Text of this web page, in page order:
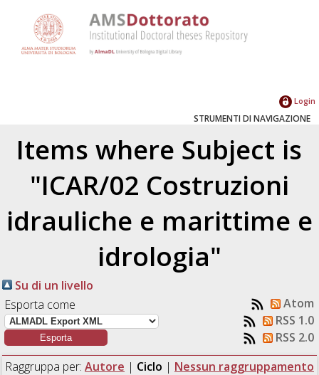
Login
STRUMENTI DI NAVIGAZIONE
Items where Subject is
"ICAR/02 Costruzioni
idrauliche e marittime e
idrologia"
Su di un livello
Esporta come
Atom
RSS 1.0
RSS 2.0
Raggruppa per: Autore | Ciclo | Nessun raggruppamento